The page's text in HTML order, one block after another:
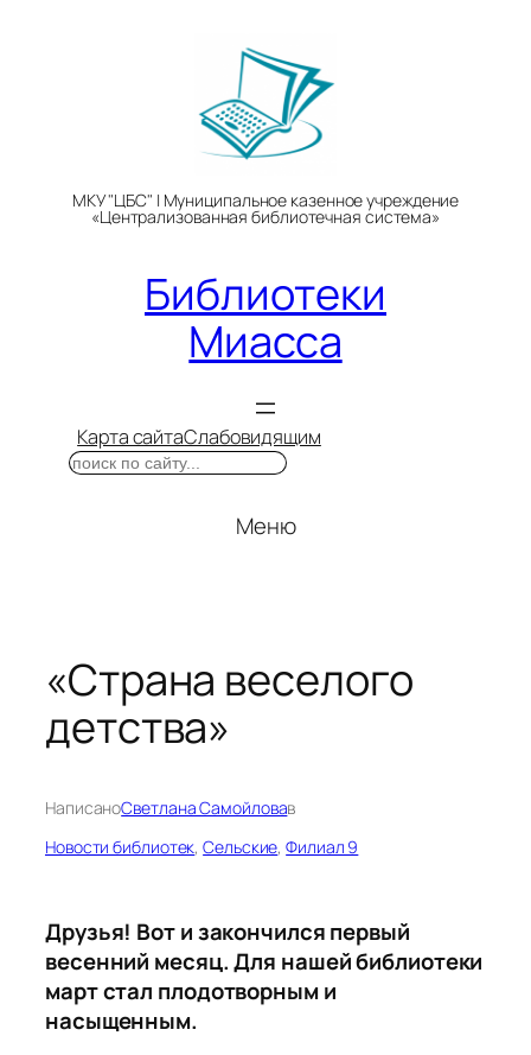
МКУ "ЦБС" | Муниципальное казенное учреждение
«Централизованная библиотечная система»
Библиотеки
Миасса
Карта сайтаСлабовидящим
Поиск
Меню
«Страна веселого
детства»
НаписаноСветлана Самойловав
Новости библиотек, Сельские, Филиал 9
Друзья! Вот и закончился первый
весенний месяц. Для нашей библиотеки
март стал плодотворным и
насыщенным.